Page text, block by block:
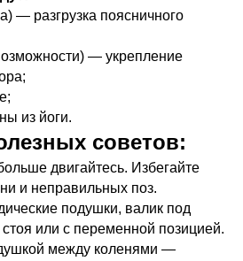
— разгрузка поясничного
— укрепление
из йоги.
советов:
двигайтесь. Избегайте
и неправильных поз.
подушки, валик под
стоя или с переменной позицией.
между коленями —